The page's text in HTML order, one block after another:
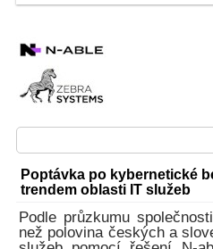
Poptávka po kybernetické
trendem oblasti IT služeb
Podle průzkumu
než polovina českých a